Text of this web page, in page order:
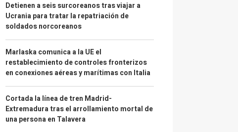
Detienen a seis surcoreanos tras viajar a
Ucrania para tratar la repatriación de
soldados norcoreanos
Marlaska comunica a la UE el
restablecimiento de controles fronterizos
en conexiones aéreas y marítimas con Italia
Cortada la línea de tren Madrid-
Extremadura tras el arrollamiento mortal de
una persona en Talavera